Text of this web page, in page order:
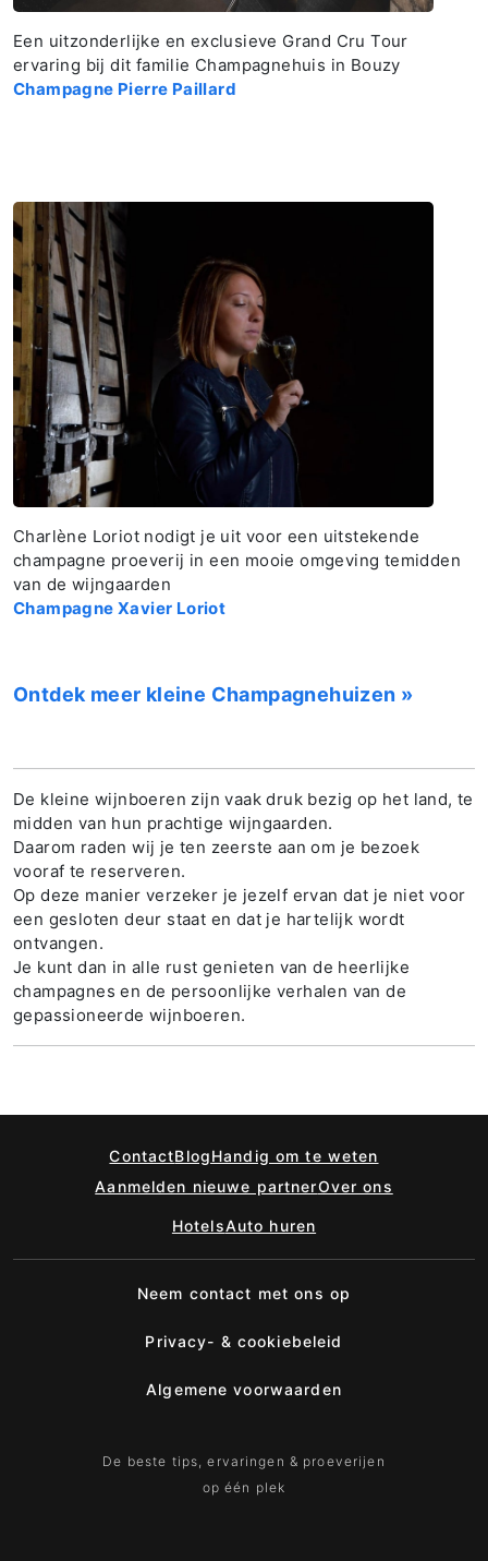
Een uitzonderlijke en exclusieve Grand Cru Tour
ervaring bij dit familie Champagnehuis in Bouzy
Champagne Pierre Paillard
Charlène Loriot nodigt je uit voor een uitstekende
champagne proeverij in een mooie omgeving temidden
van de wijngaarden
Champagne Xavier Loriot
Ontdek meer kleine Champagnehuizen »
De kleine wijnboeren zijn vaak druk bezig op het land, te
midden van hun prachtige wijngaarden.
Daarom raden wij je ten zeerste aan om je bezoek
vooraf te reserveren.
Op deze manier verzeker je jezelf ervan dat je niet voor
een gesloten deur staat en dat je hartelijk wordt
ontvangen.
Je kunt dan in alle rust genieten van de heerlijke
champagnes en de persoonlijke verhalen van de
gepassioneerde wijnboeren.
ContactBlogHandig om te weten
Aanmelden nieuwe partnerOver ons
HotelsAuto huren
Neem contact met ons op
Privacy- & cookiebeleid
Algemene voorwaarden
De beste tips, ervaringen & proeverijen
op één plek